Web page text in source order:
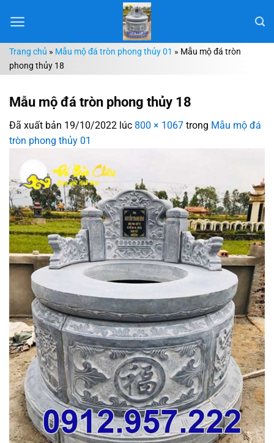
đến
dungTrang chủ » Mẫu mộ đá tròn phong thủy 01 » Mẫu mộ đá tròn
phong thủy 18
Mẫu mộ đá tròn phong thủy 18
Đã xuất bản 19/10/2022 lúc 800 × 1067 trong Mẫu mộ đá
tròn phong thủy 01